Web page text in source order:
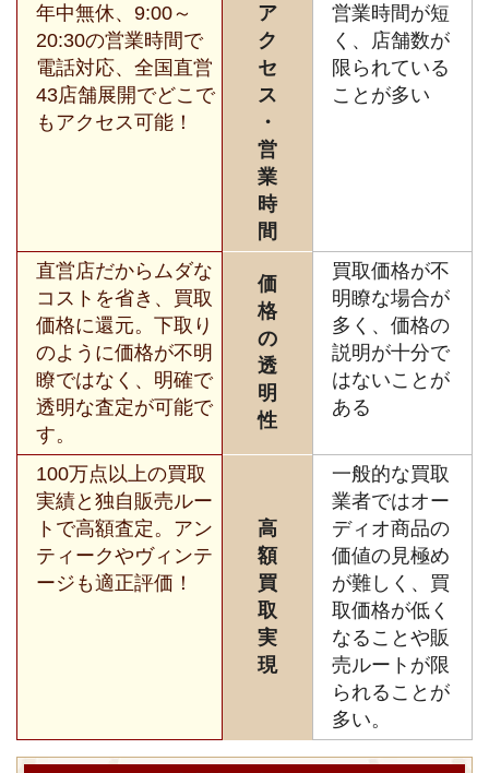
年中無休、9:00～
20:30の営業時間で
電話対応、全国直営
43店舗展開でどこで
もアクセス可能！
ア
ク
セ
ス
・
営
業
時
間
営業時間が短
く、店舗数が
限られている
ことが多い
直営店だからムダな
コストを省き、買取
価格に還元。下取り
のように価格が不明
瞭ではなく、明確で
透明な査定が可能で
す。
価
格
の
透
明
性
買取価格が不
明瞭な場合が
多く、価格の
説明が十分で
はないことが
ある
100万点以上の買取
実績と独自販売ルー
トで高額査定。アン
ティークやヴィンテ
ージも適正評価！
高
額
買
取
実
現
一般的な買取
業者ではオー
ディオ商品の
価値の見極め
が難しく、買
取価格が低く
なることや販
売ルートが限
られることが
多い。